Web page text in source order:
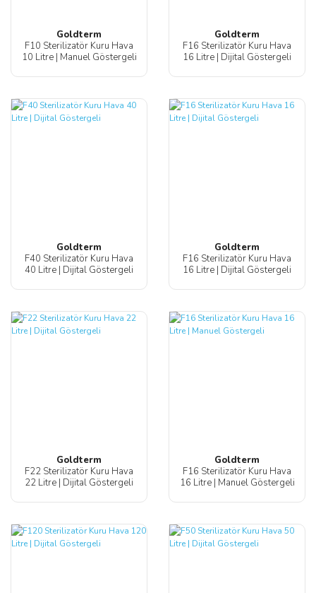
Goldterm
F10 Sterilizatör Kuru Hava
10 Litre | Manuel Göstergeli
Goldterm
F16 Sterilizatör Kuru Hava
16 Litre | Dijital Göstergeli
Goldterm
F40 Sterilizatör Kuru Hava
40 Litre | Dijital Göstergeli
Goldterm
F16 Sterilizatör Kuru Hava
16 Litre | Dijital Göstergeli
Goldterm
F22 Sterilizatör Kuru Hava
22 Litre | Dijital Göstergeli
Goldterm
F16 Sterilizatör Kuru Hava
16 Litre | Manuel Göstergeli